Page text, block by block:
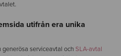
utifrån era unika
generösa serviceavtal och SLA-avtal